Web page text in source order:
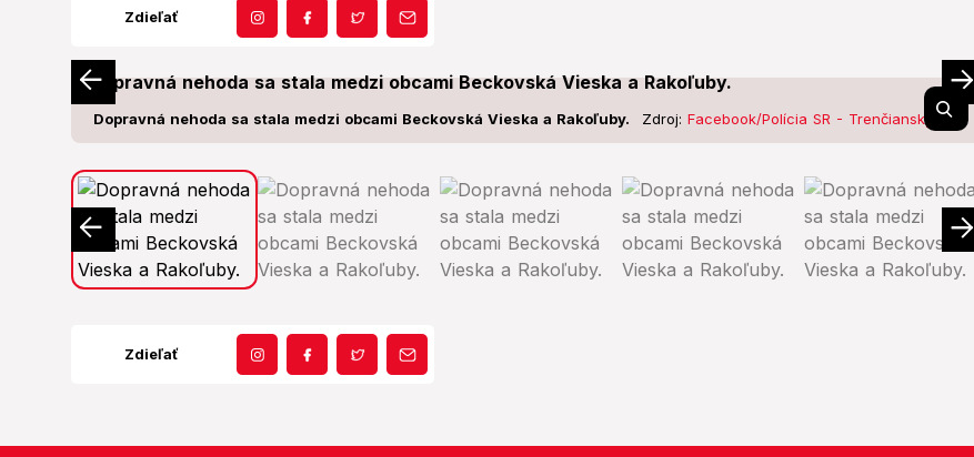
Zdieľať
Dopravná nehoda sa stala medzi obcami Beckovská Vieska a Rakoľuby. Zdroj: Facebook/Polícia SR - Trenčiansky kraj
Zdieľať